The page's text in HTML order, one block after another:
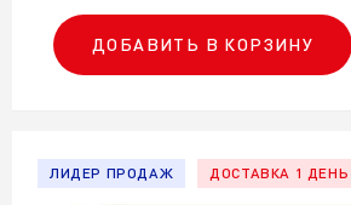
ДОБАВИТЬ В КОРЗИНУ
ЛИДЕР ПРОДАЖ ДОСТАВКА 1 ДЕНЬ